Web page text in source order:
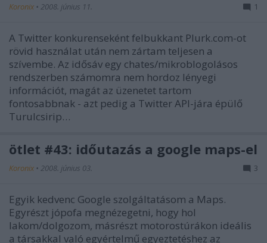
Koronix • 2008. június 11. 1
A Twitter konkurenseként felbukkant Plurk.com-ot
rövid használat után nem zártam teljesen a
szívembe. Az idősáv egy chates/mikroblogolásos
rendszerben számomra nem hordoz lényegi
információt, magát az üzenetet tartom
fontosabbnak - azt pedig a Twitter API-jára épülő
Turulcsirip…
ötlet #43: időutazás a google maps-el
Koronix • 2008. június 03. 3
Egyik kedvenc Google szolgáltatásom a Maps.
Egyrészt jópofa megnézegetni, hogy hol
lakom/dolgozom, másrészt motorostúrákon ideális
a társakkal való egyértelmű egyeztetéshez az